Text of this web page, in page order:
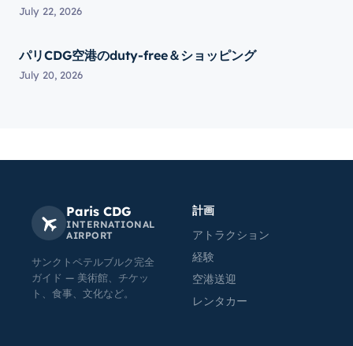
July 22, 2026
パリCDG空港のduty-free＆ショッピング
July 20, 2026
Paris CDG
INTERNATIONAL
AIRPORT
サンクトペテルブルク完全
ガイド — 美術館、チケッ
ト、食事、文化など。
計画
アトラクション
経験
空港送迎
レンタカー